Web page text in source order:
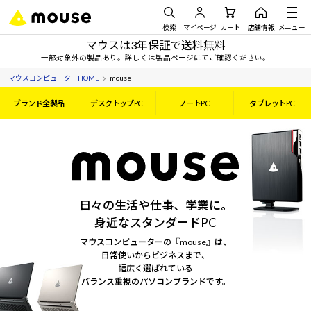
検索 マイページ カート 店舗情報 メニュー
マウスは3年保証で送料無料
一部対象外の製品あり。詳しくは製品ページにてご確認ください。
マウスコンピューターHOME mouse
ブランド全製品 デスクトップPC ノートPC タブレットPC
日々の生活や仕事、学業に。
身近なスタンダードPC
マウスコンピューターの『mouse』は、
日常使いからビジネスまで、
幅広く選ばれている
バランス重視のパソコンブランドです。